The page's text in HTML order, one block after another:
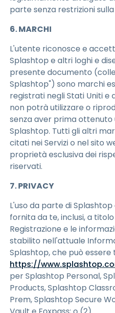
parte senza restrizioni
6. MARCHI
L'utente riconosce e
Splashtop e altri loghi e
presente documento
Splashtop") sono marchi
registrati negli Stati Uniti e
non potrà utilizzare o
senza aver prima ottenuto
Splashtop. Tutti gli altri
citati nei Servizi o nel sito
proprietà esclusiva dei
riservati.
7. PRIVACY
L'uso da parte di
fornita da te, inclusi, a
Registrazione e le
stabilito nell'attuale
Splashtop, che può essere
https://
per Splashtop Personal,
Products, Splashtop
Prem, Splashtop Secure